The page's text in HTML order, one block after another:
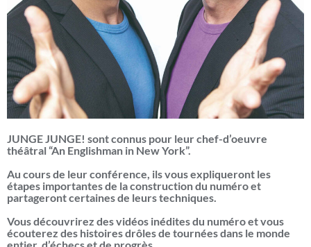
JUNGE JUNGE! sont connus pour leur chef-d’oeuvre
théâtral “An Englishman in New York”.
Au cours de leur conférence, ils vous expliqueront les
étapes importantes de la construction du numéro et
partageront certaines de leurs techniques.
Vous découvrirez des vidéos inédites du numéro et vous
écouterez des histoires drôles de tournées dans le monde